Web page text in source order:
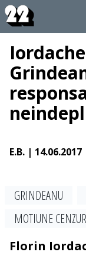
E.B. | 14.06.2017
GRINDEANU
MOTIUNE
Florin